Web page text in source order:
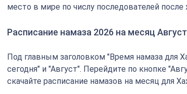
место в мире по числу последователей после
Расписание намаза 2026 на месяц Август
Под главным заголовком "Время намаза для
сегодня" и "Август". Перейдите по кнопке
скачайте расписание намазов на месяц для